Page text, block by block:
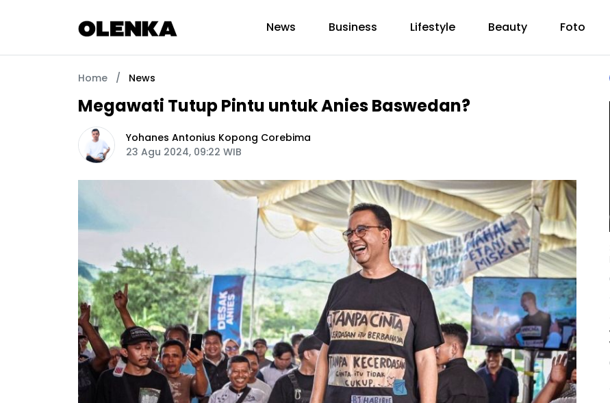
News Business Lifestyle Beauty Foto
Home / News
Megawati Tutup Pintu untuk Anies Baswedan?
Yohanes Antonius Kopong Corebima
23 Agu 2024, 09:22 WIB